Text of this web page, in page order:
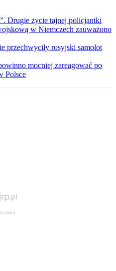
Drugie życie tajnej policjantki
w Niemczech zauważono
przechwyciły rosyjski samolot
mocniej zareagować po
Polsce